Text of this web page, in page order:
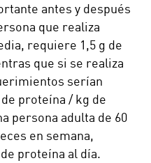
antes y después
que realiza
requiere 1,5 g de
que si se realiza
serían
proteína / kg de
persona adulta de 60
en semana,
proteína al día.